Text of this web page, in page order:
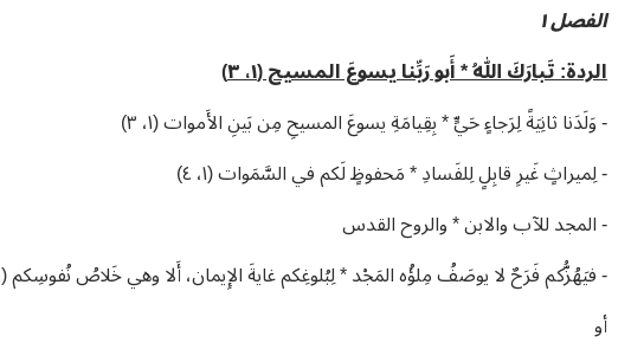
الفصل ١
الردة: تَبارَكَ اللهُ * أَبو رَبِّنا يسوعَ المسيح (١، ٣)
- وَلَدَنا ثانِيَةً لِرَجاءٍ حَيٍّ * بِقِيامَةِ يسوعَ المسيحِ مِن بَينِ الأَموات (١، ٣)
- لِميراثٍ غَيرِ قابِلٍ لِلفَسادِ * مَحفوظٍ لَكم في السَّمَوات (١، ٤)
- المجد للآب والابن * والروح القدس
- فيَهُزُّكم فَرَحٌ لا يوصَفُ مِلؤُه المَجْد * لِبُلوغِكم غايةَ الإِيمان، أَلا وهي خَلاصُ نُفوسِكم (١، 4-5)
أو